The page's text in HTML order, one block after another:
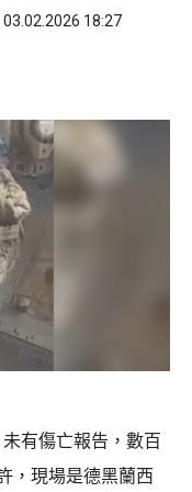
18:27
有傷亡報告，數百
，現場是德黑蘭西